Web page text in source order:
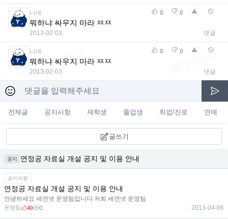
니네 0 0
뭐하냐 싸우지 마라 ㅉㅉ
2013-02-03 댓글
니네 0 0
뭐하냐 싸우지 마라 ㅉㅉ
2013-02-03 댓글
전체글 공지사항 재학생 졸업생 취업/진로 연애
글쓰기
공지 연정공 자료실 개설 공지 및 이용 안내
공지사항
연정공 자료실 개설 공지 및 이용 안내
안녕하세요 세연넷 운영팀입니다 저희 세연넷 운영팀
운영팀 40 0 2013-04-06